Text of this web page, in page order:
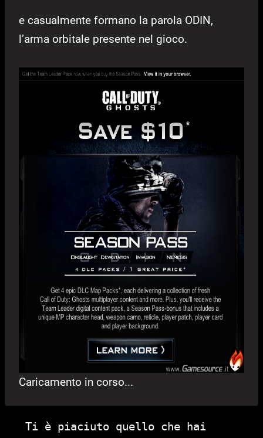
e casualmente formano la parola ODIN,
l’arma orbitale presente nel gioco.
Caricamento in corso...
Ti è piaciuto quello che hai